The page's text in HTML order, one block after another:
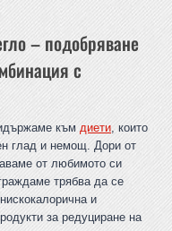
– подобряване
с
към диети, които
глад и немощ. Дори от
от любимото си
трябва да се
и
за редуциране на